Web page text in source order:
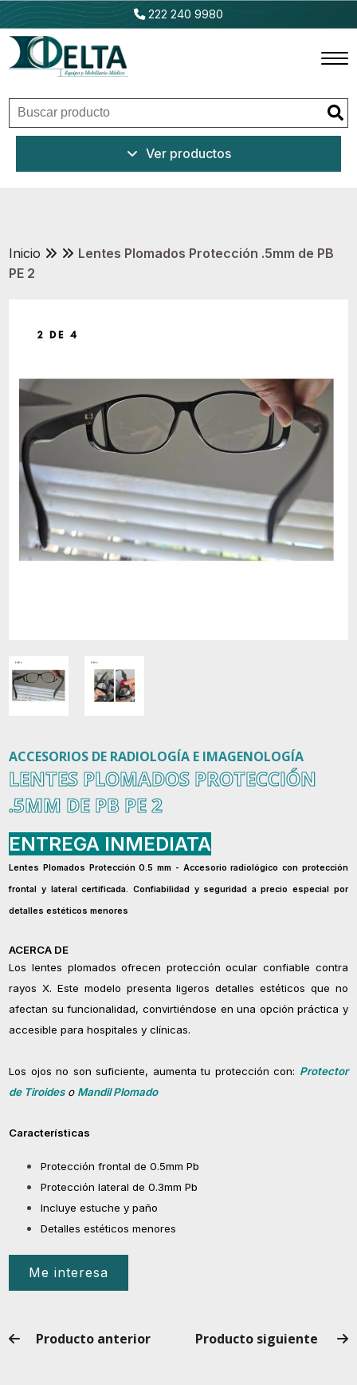
222 240 9980
Inicio
Outlet
Nosotros
Contacto
Ver productos
Inicio
Lentes Plomados Protección .5mm de PB
PE 2
ACCESORIOS DE RADIOLOGÍA E IMAGENOLOGÍA
LENTES PLOMADOS PROTECCIÓN
.5MM DE PB PE 2
ENTREGA INMEDIATA
Lentes Plomados Protección 0.5 mm - Accesorio radiológico con protección
frontal y lateral certificada. Confiabilidad y seguridad a precio especial por
detalles estéticos menores
ACERCA DE
Los lentes plomados ofrecen protección ocular confiable contra
rayos X. Este modelo presenta ligeros detalles estéticos que no
afectan su funcionalidad, convirtiéndose en una opción práctica y
accesible para hospitales y clínicas.
Los ojos no son suficiente, aumenta tu protección con: Protector
de Tiroideso Mandil Plomado
Características
Protección frontal de 0.5mm Pb
Protección lateral de 0.3mm Pb
Incluye estuche y paño
Detalles estéticos menores
Me interesa
Producto anterior Producto siguiente